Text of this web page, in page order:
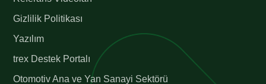
Gizlilik Politikası
Yazılım
trex Destek Portalı
Otomotiv Ana ve Yan Sanayi Sektörü